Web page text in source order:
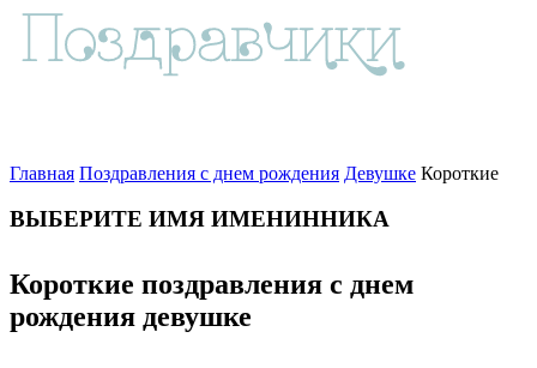
Главная Поздравления с днем рождения Девушке Короткие
ВЫБЕРИТЕ ИМЯ ИМЕНИННИКА
Короткие поздравления с днем
рождения девушке